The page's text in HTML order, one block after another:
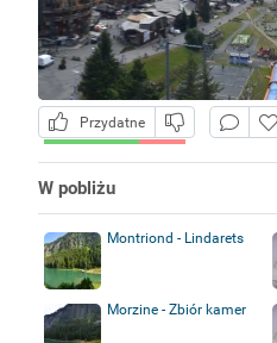
Przydatne
W pobliżu
Montriond - Lindarets
Morzine - Zbiór kamer